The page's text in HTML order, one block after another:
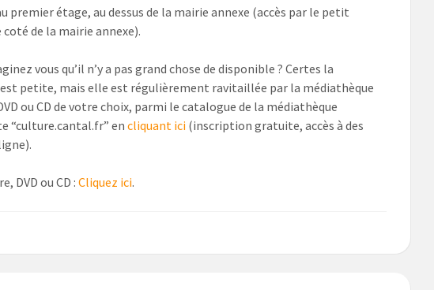
premier étage, au dessus de la mairie annexe (accès par le petit
de la mairie annexe).
vous qu’il n’y a pas grand chose de disponible ? Certes la
petite, mais elle est régulièrement ravitaillée par la médiathèque
ou CD de votre choix, parmi le catalogue de la médiathèque
“culture.cantal.fr” encliquant ici(inscription gratuite, accès à des
DVD ou CD :Cliquez ici.